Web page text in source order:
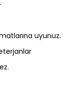
uyunuz.